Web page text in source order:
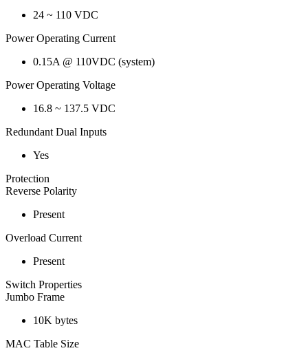
24 ~ 110 VDC
Power Operating Current
0.15A @ 110VDC (system)
Power Operating Voltage
16.8 ~ 137.5 VDC
Redundant Dual Inputs
Yes
Protection
Reverse Polarity
Present
Overload Current
Present
Switch Properties
Jumbo Frame
10K bytes
MAC Table Size